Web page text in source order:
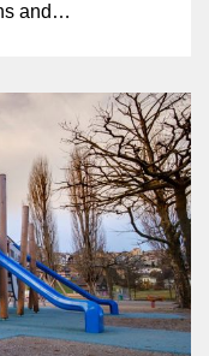
and
in
KB
and
in